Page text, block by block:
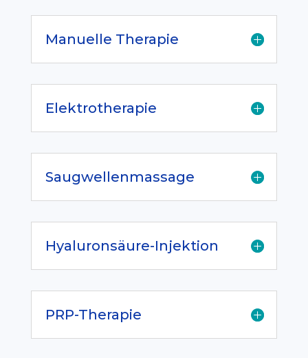
Manuelle Therapie
Elektrotherapie
Saugwellenmassage
Hyaluronsäure-Injektion
PRP-Therapie